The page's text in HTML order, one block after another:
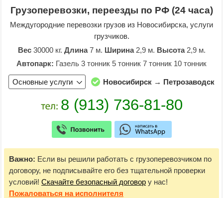
Грузоперевозки, переезды по РФ (24 часа)
Междугородние перевозки грузов из Новосибирска, услуги
грузчиков.
Вес30000 кг. Длина7 м. Ширина2,9 м. Высота2,9 м.
Автопарк: Газель 3 тонник 5 тонник 7 тонник 10 тонник
Основные услуги Новосибирск → Петрозаводск
Важно: Если вы решили работать с грузоперевозчиком по
договору, не подписывайте его без тщательной проверки
условий! Скачайте безопасный договор у нас!
Пожаловаться на исполнителя